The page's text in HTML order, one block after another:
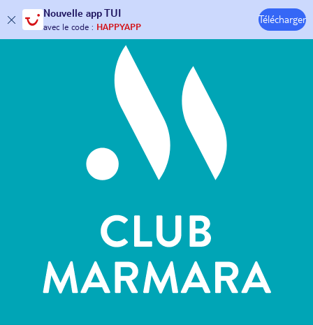
Nouvelle app TUI
30€ offerts*sur votrevoyage !
avec le code :HAPPYAPP
Télécharger
Hôtels & Clubs